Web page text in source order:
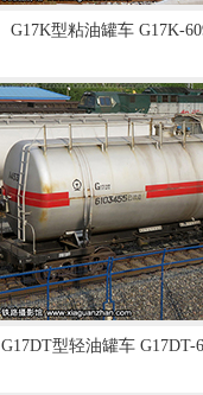
G17K型粘油罐车 G17K-
G17DT型轻油罐车 G17DT-